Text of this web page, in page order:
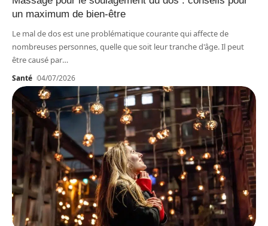
un maximum de bien-être
Le mal de dos est une problématique courante qui affecte de
nombreuses personnes, quelle que soit leur tranche d'âge. Il peut
être causé par…
Santé 04/07/2026